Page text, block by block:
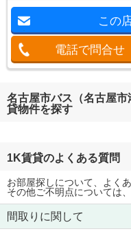
この
電話で問合せ
名古屋市バス（名古屋
貸物件を探す
1K賃貸のよくある質問
お部屋探しについて、よく
その他ご不明点については
間取りに関して